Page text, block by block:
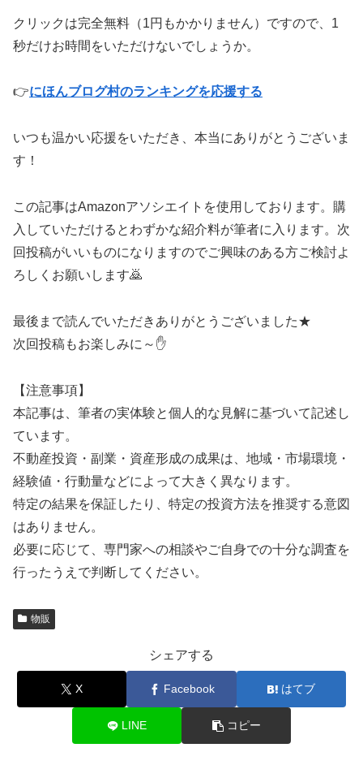
クリックは完全無料（1円もかかりません）ですので、1
秒だけお時間をいただけないでしょうか。
👉にほんブログ村のランキングを応援する
いつも温かい応援をいただき、本当にありがとうございま
す！
この記事はAmazonアソシエイトを使用しております。購
入していただけるとわずかな紹介料が筆者に入ります。次
回投稿がいいものになりますのでご興味のある方ご検討よ
ろしくお願いします🙇
最後まで読んでいただきありがとうございました★
次回投稿もお楽しみに～✋
【注意事項】
本記事は、筆者の実体験と個人的な見解に基づいて記述し
ています。
不動産投資・副業・資産形成の成果は、地域・市場環境・
経験値・行動量などによって大きく異なります。
特定の結果を保証したり、特定の投資方法を推奨する意図
はありません。
必要に応じて、専門家への相談やご自身での十分な調査を
行ったうえで判断してください。
物販
シェアする
X Facebook はてブ
LINE コピー